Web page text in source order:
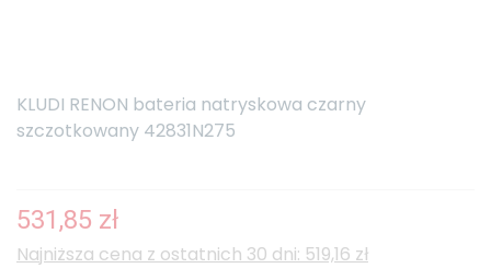
KLUDI RENON bateria natryskowa czarny
szczotkowany 42831N275
531,85 zł
Najniższa cena z ostatnich 30 dni: 519,16 zł